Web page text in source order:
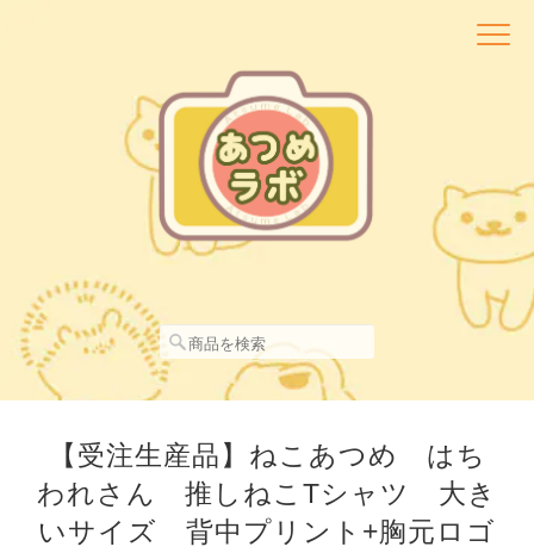
【受注生産品】ねこあつめ はち
われさん 推しねこTシャツ 大き
いサイズ 背中プリント+胸元ロゴ